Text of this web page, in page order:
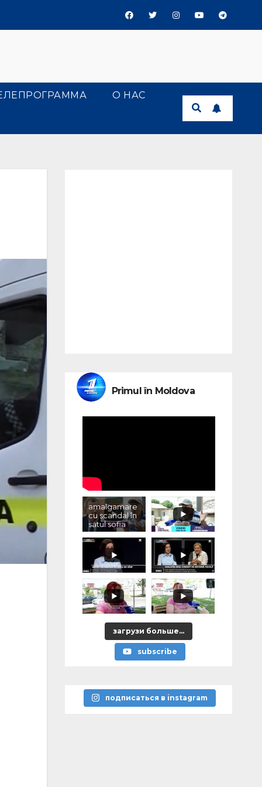
О НАС
Primul în Moldova
amalgamare
cu scandal în
satul sofia
загрузи больше...
subscribe
подписаться в instagram